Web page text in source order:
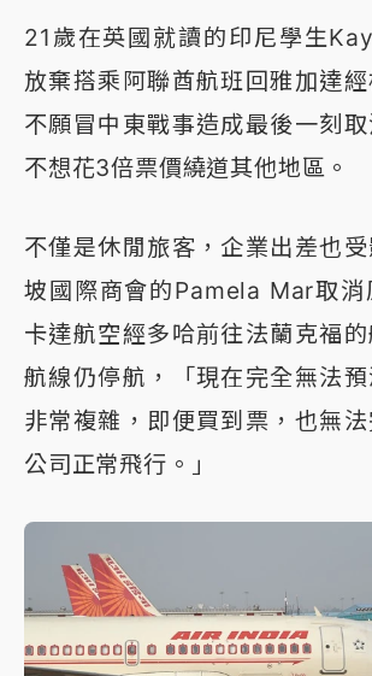
21歲在英國就讀的印尼學生
放棄搭乘阿聯酋航班回雅加達經
不願冒中東戰事造成最後一刻
不想花3倍票價繞道其他地區。
不僅是休閒旅客，企業出差也
坡國際商會的Pamela Mar取消
卡達航空經多哈前往法蘭克福
航線仍停航，「現在完全無法
非常複雜，即便買到票，也無
公司正常飛行。」